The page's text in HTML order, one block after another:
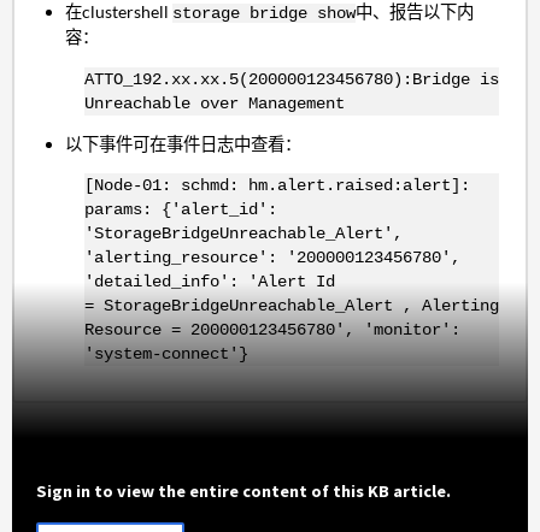
在clustershell storage bridge show中、报告以下内
容：
ATTO_192.xx.xx.5(200000123456780):Bridge is
Unreachable over Management
以下事件可在事件日志中查看：
[Node-01: schmd: hm.alert.raised:alert]:
params: {'alert_id':
'StorageBridgeUnreachable_Alert',
'alerting_resource': '200000123456780',
'detailed_info': 'Alert Id
= StorageBridgeUnreachable_Alert , Alerting
Resource = 200000123456780', 'monitor':
'system-connect'}
Sign in to view the entire content of this KB article.